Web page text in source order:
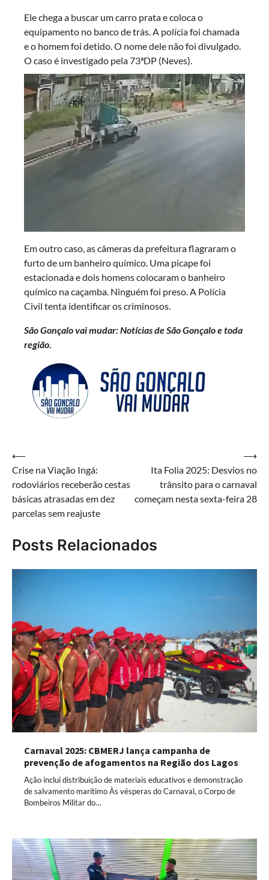
Ele chega a buscar um carro prata e coloca o
equipamento no banco de trás. A polícia foi chamada
e o homem foi detido. O nome dele não foi divulgado.
O caso é investigado pela 73ªDP (Neves).
Em outro caso, as câmeras da prefeitura flagraram o
furto de um banheiro químico. Uma picape foi
estacionada e dois homens colocaram o banheiro
químico na caçamba. Ninguém foi preso. A Polícia
Civil tenta identificar os criminosos.
São Gonçalo vai mudar: Notícias de São Gonçalo e toda
região.
Navegação
de
Post
⟵
Crise na Viação Ingá:
rodoviários receberão cestas
básicas atrasadas em dez
parcelas sem reajuste
Ita Folia 2025: Desvios no
trânsito para o carnaval
começam nesta sexta-feira 28
⟶
Posts Relacionados
Carnaval 2025: CBMERJ lança campanha de
prevenção de afogamentos na Região dos Lagos
Ação inclui distribuição de materiais educativos e demonstração
de salvamento marítimo Às vésperas do Carnaval, o Corpo de
Bombeiros Militar do…